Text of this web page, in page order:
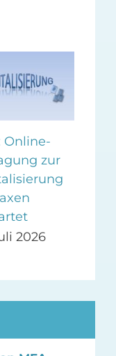
Online-
zur
2026